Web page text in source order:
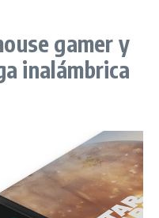
gamer y
inalámbrica